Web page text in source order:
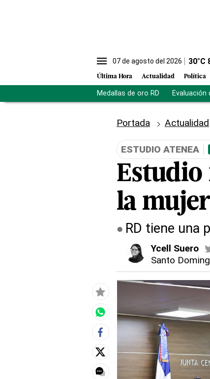
07 de agosto del 2026 30°C
Última Hora Actualidad Política
Medallas de oro RD Evaluación
Portada Actualidad
ESTUDIO ATENEA
Estudio
la
RD tiene una
Ycell Suero
Santo